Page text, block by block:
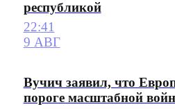
республикой
22:41
9 АВГ
Вучич заявил, что
пороге масштабной